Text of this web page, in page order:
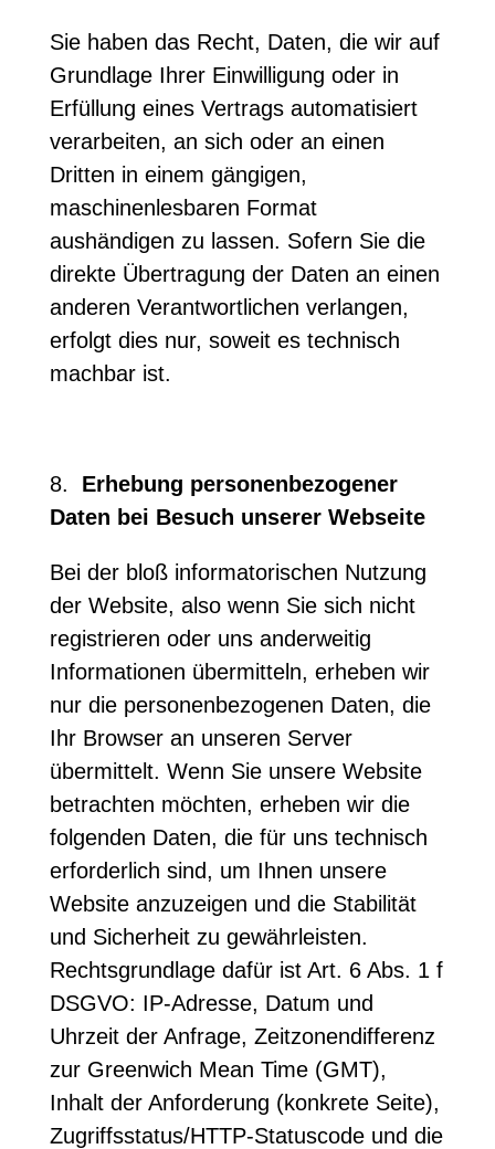
Sie haben das Recht, Daten, die wir auf
Grundlage Ihrer Einwilligung oder in
Erfüllung eines Vertrags automatisiert
verarbeiten, an sich oder an einen
Dritten in einem gängigen,
maschinenlesbaren Format
aushändigen zu lassen. Sofern Sie die
direkte Übertragung der Daten an einen
anderen Verantwortlichen verlangen,
erfolgt dies nur, soweit es technisch
machbar ist.
8. Erhebung personenbezogener
Daten bei Besuch unserer Webseite
Bei der bloß informatorischen Nutzung
der Website, also wenn Sie sich nicht
registrieren oder uns anderweitig
Informationen übermitteln, erheben wir
nur die personenbezogenen Daten, die
Ihr Browser an unseren Server
übermittelt. Wenn Sie unsere Website
betrachten möchten, erheben wir die
folgenden Daten, die für uns technisch
erforderlich sind, um Ihnen unsere
Website anzuzeigen und die Stabilität
und Sicherheit zu gewährleisten.
Rechtsgrundlage dafür ist Art. 6 Abs. 1 f
DSGVO: IP-Adresse, Datum und
Uhrzeit der Anfrage, Zeitzonendifferenz
zur Greenwich Mean Time (GMT),
Inhalt der Anforderung (konkrete Seite),
Zugriffsstatus/HTTP-Statuscode und die